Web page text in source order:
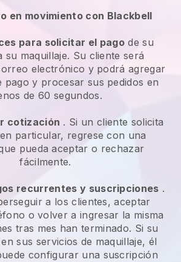
en movimiento con Blackbell
para solicitar el pagode su
su maquillaje. Su cliente será
electrónico y podrá agregar
pago y procesar sus pedidos en
de 60 segundos.
cotización . Si un cliente solicita
particular, regrese con una
pueda aceptar o rechazar
fácilmente.
recurrentes y suscripciones .
a los clientes, aceptar
o volver a ingresar la misma
tras mes han terminado. Si su
sus servicios de maquillaje, él
configurar una suscripción